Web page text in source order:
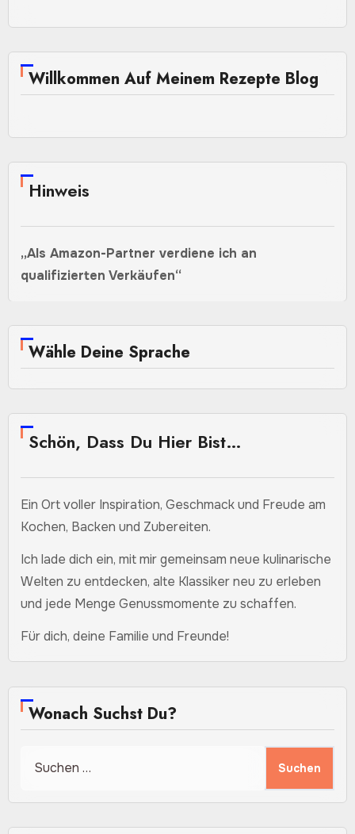
Willkommen Auf Meinem Rezepte Blog
Hinweis
„Als Amazon-Partner verdiene ich an
qualifizierten Verkäufen“
Wähle Deine Sprache
Schön, Dass Du Hier Bist…
Ein Ort voller Inspiration, Geschmack und Freude am
Kochen, Backen und Zubereiten.
Ich lade dich ein, mit mir gemeinsam neue kulinarische
Welten zu entdecken, alte Klassiker neu zu erleben
und jede Menge Genussmomente zu schaffen.
Für dich, deine Familie und Freunde!
Wonach Suchst Du?
nach: